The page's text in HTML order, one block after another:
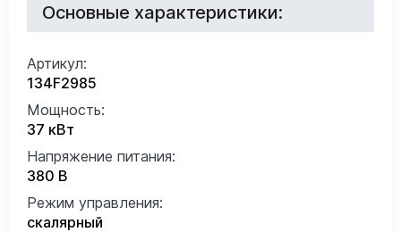
Основные характеристики:
Артикул:
134F2985
Мощность:
37 кВт
Напряжение питания:
380 В
Режим управления:
скалярный